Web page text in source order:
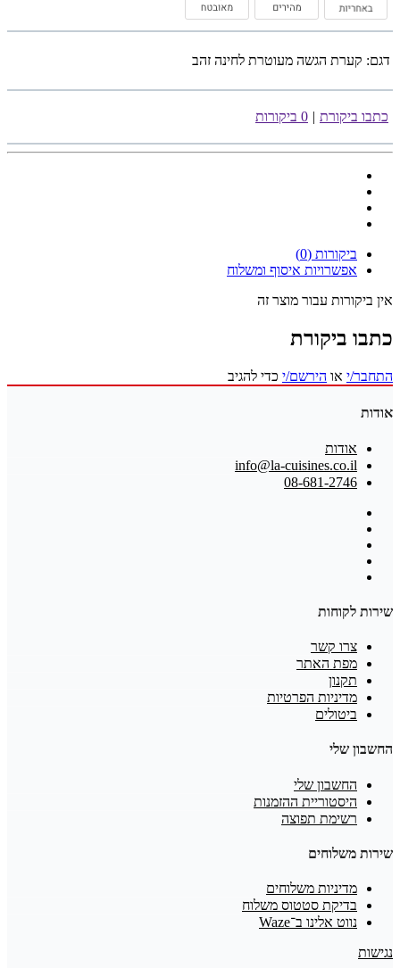
דגם: קערת הגשה מעוטרת לחינה זהב
כתבו ביקורת | 0 ביקורות
ביקורות (0)
אפשרויות איסוף ומשלוח
אין ביקורות עבור מוצר זה
כתבו ביקורת
התחבר/י או הירשם/י כדי להגיב
אודות
אודות
info@la-cuisines.co.il
08-681-2746
שירות לקוחות
צרו קשר
מפת האתר
תקנון
מדיניות הפרטיות
ביטולים
החשבון שלי
החשבון שלי
היסטוריית ההזמנות
רשימת תפוצה
שירות משלוחים
מדיניות משלוחים
בדיקת סטטוס משלוח
נווט אלינו ב־Waze
נגישות